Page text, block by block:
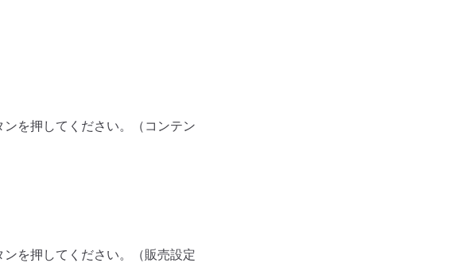
を押してください。（コンテン
を押してください。（販売設定